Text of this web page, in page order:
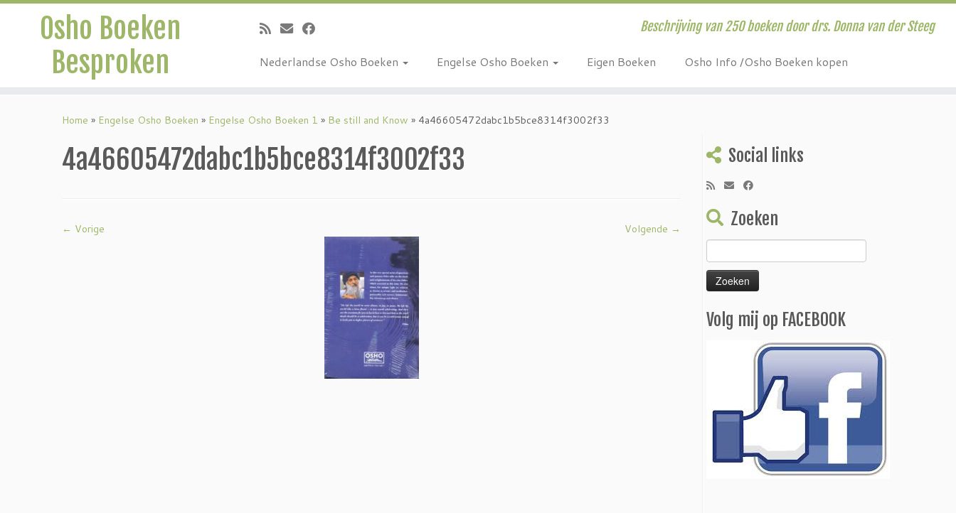
Osho Boeken
Besproken
Beschrijving van 250 boeken door drs. Donna van der Steeg
Nederlandse Osho Boeken Engelse Osho Boeken Eigen Boeken Osho Info /Osho Boeken kopen
Home » Engelse Osho Boeken » Engelse Osho Boeken 1 » Be still and Know » 4a46605472dabc1b5bce8314f3002f33
4a46605472dabc1b5bce8314f3002f33
← Vorige Volgende →
Social links
Zoeken
naar:
Volg mij op FACEBOOK